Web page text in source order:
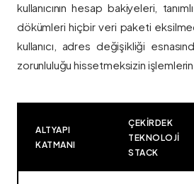
kullanıcının hesap bakiyeleri,
dökümleri hiçbir veri paketi
kullanıcı, adres değişikliği
zorunluluğu hissetmeksizin
ALTYAPI
KATMANI
ÇEKIRDEK
TEKNOLOJI
STACK